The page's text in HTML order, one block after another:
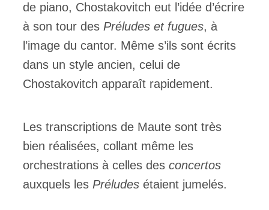
de piano, Chostakovitch eut l’idée d’écrire
à son tour des Préludes et fugues, à
l’image du cantor. Même s’ils sont écrits
dans un style ancien, celui de
Chostakovitch apparaît rapidement.
Les transcriptions de Maute sont très
bien réalisées, collant même les
orchestrations à celles des concertos
auxquels les Préludes étaient jumelés.